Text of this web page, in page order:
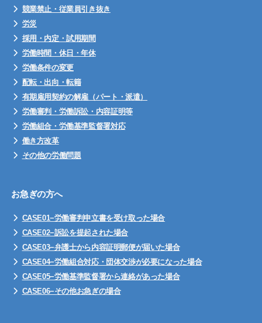
競業禁止・従業員引き抜き
労災
採用・内定・試用期間
労働時間・休日・年休
労働条件の変更
配転・出向・転籍
有期雇用契約の解雇（パート・派遣）
労働審判・労働訴訟・内容証明等
労働組合・労働基準監督署対応
働き方改革
その他の労働問題
お急ぎの方へ
CASE01−労働審判申立書を受け取った場合
CASE02−訴訟を提起された場合
CASE03−弁護士から内容証明郵便が届いた場合
CASE04−労働組合対応・団体交渉が必要になった場合
CASE05−労働基準監督署から連絡があった場合
CASE06−その他お急ぎの場合